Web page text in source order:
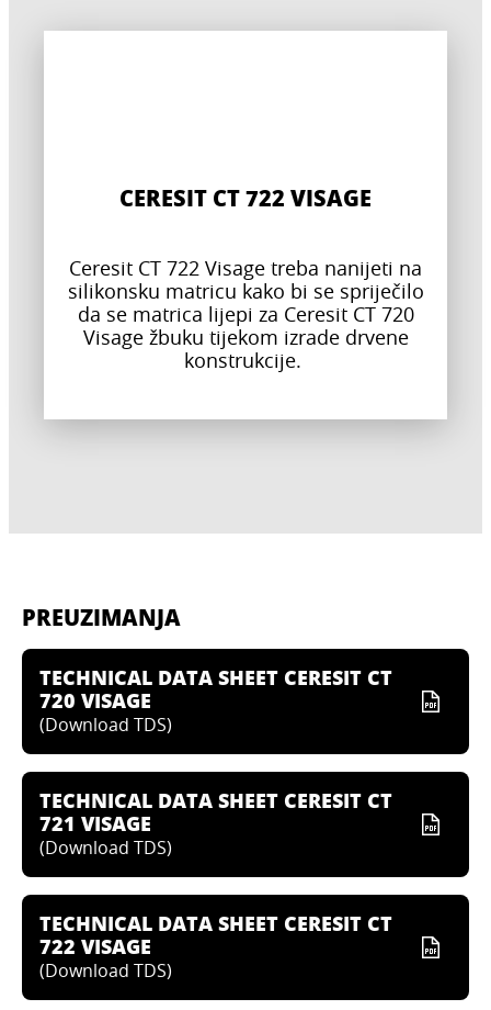
CERESIT CT 722 VISAGE
Ceresit CT 722 Visage treba nanijeti na
silikonsku matricu kako bi se spriječilo
da se matrica lijepi za Ceresit CT 720
Visage žbuku tijekom izrade drvene
konstrukcije.
PREUZIMANJA
TECHNICAL DATA SHEET CERESIT CT
720 VISAGE
(Download TDS)
TECHNICAL DATA SHEET CERESIT CT
721 VISAGE
(Download TDS)
TECHNICAL DATA SHEET CERESIT CT
722 VISAGE
(Download TDS)